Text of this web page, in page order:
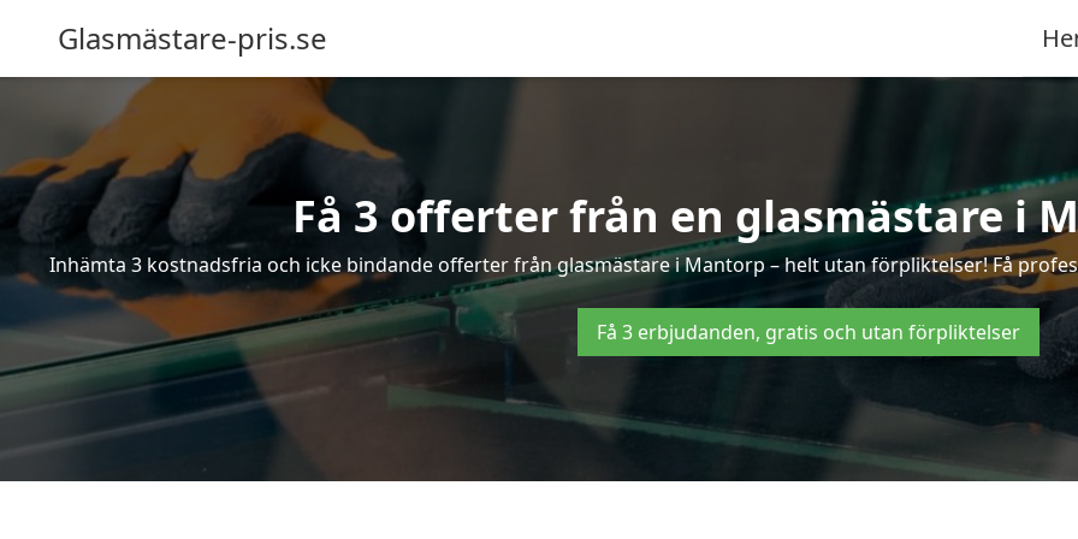
Glasmästare-pris.se
Få 3 offerter från en glasmästare i
Inhämta 3 kostnadsfria och icke bindande offerter från glasmästare i Mantorp – helt utan förpliktelser! Få
Få 3 erbjudanden, gratis och utan förpliktelser